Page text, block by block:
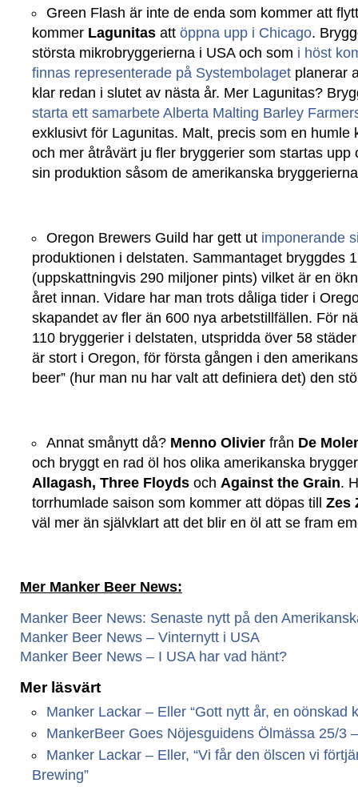
Green Flash är inte de enda som kommer att
kommer Lagunitas att öppna upp i Chicago.
största mikrobryggerierna i USA och som i höst
finnas representerade på Systembolaget planerar
klar redan i slutet av nästa år. Mer Lagunitas?
starta ett samarbete Alberta Malting Barley
exklusivt för Lagunitas. Malt, precis som en humle
och mer åtråvärt ju fler bryggerier som startas upp
sin produktion såsom de amerikanska
Oregon Brewers Guild har gett ut imponerande
produktionen i delstaten. Sammantaget bryggdes
(uppskattningvis 290 miljoner pints) vilket är en
året innan. Vidare har man trots dåliga tider i
skapandet av fler än 600 nya arbetstillfällen. För
110 bryggerier i delstaten, utspridda över 58
är stort i Oregon, för första gången i den
beer” (hur man nu har valt att definiera det) den
Annat smånytt då? Menno Olivier från De
och bryggt en rad öl hos olika amerikanska
Allagash, Three Floyds och Against the Grain.
torrhumlade saison som kommer att döpas till Zes
väl mer än självklart att det blir en öl att se fram
Mer Manker Beer News:
Manker Beer News: Senaste nytt på den
Manker Beer News – Vinternytt i USA
Manker Beer News – I USA har vad hänt?
Mer läsvärt
Manker Lackar – Eller “Gott nytt år, en oönskad
MankerBeer Goes Nöjesguidens Ölmässa 25/3
Manker Lackar – Eller, “Vi får den ölscen vi
Brewing”